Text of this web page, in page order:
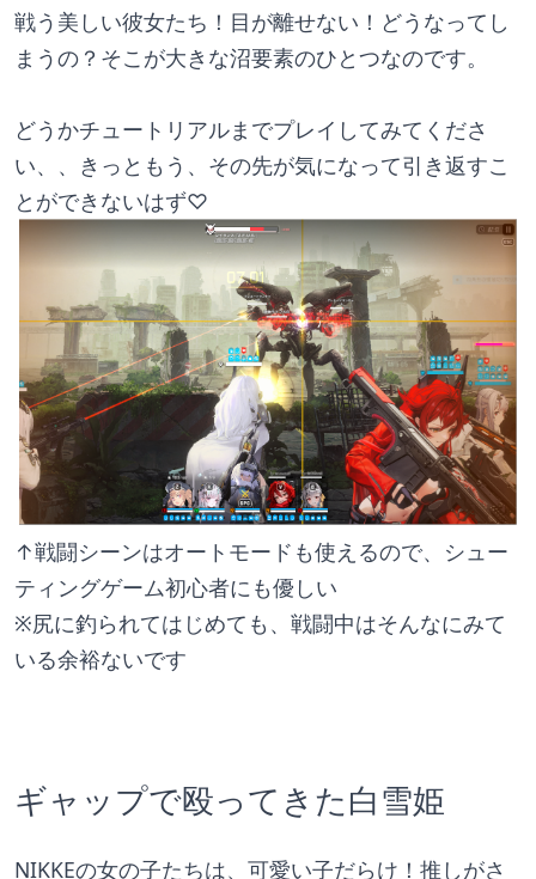
戦う美しい彼女たち！目が離せない！どうなってし
まうの？そこが大きな沼要素のひとつなのです。
どうかチュートリアルまでプレイしてみてくださ
い、、きっともう、その先が気になって引き返すこ
とができないはず♡
↑戦闘シーンはオートモードも使えるので、シュー
ティングゲーム初心者にも優しい
※尻に釣られてはじめても、戦闘中はそんなにみて
いる余裕ないです
ギャップで殴ってきた白雪姫
NIKKEの女の子たちは、可愛い子だらけ！推しがさ